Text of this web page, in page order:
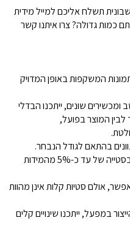
תשלח אליכם למייל מידית
כמות גדולה? צרו איתנו קשר
המשקפות באופן המדויק
שונים, ייתכנו הבדלי
לבין המוצר בפועל,
בהתאם לגודל הנבחר.
מידות האורך והרוחב עשויות להשתנות בסטייה של עד כ-5% מהמידות
אולם סטיות קלות אינן מהוות
במפעל, ייתכנו שינויים קלים